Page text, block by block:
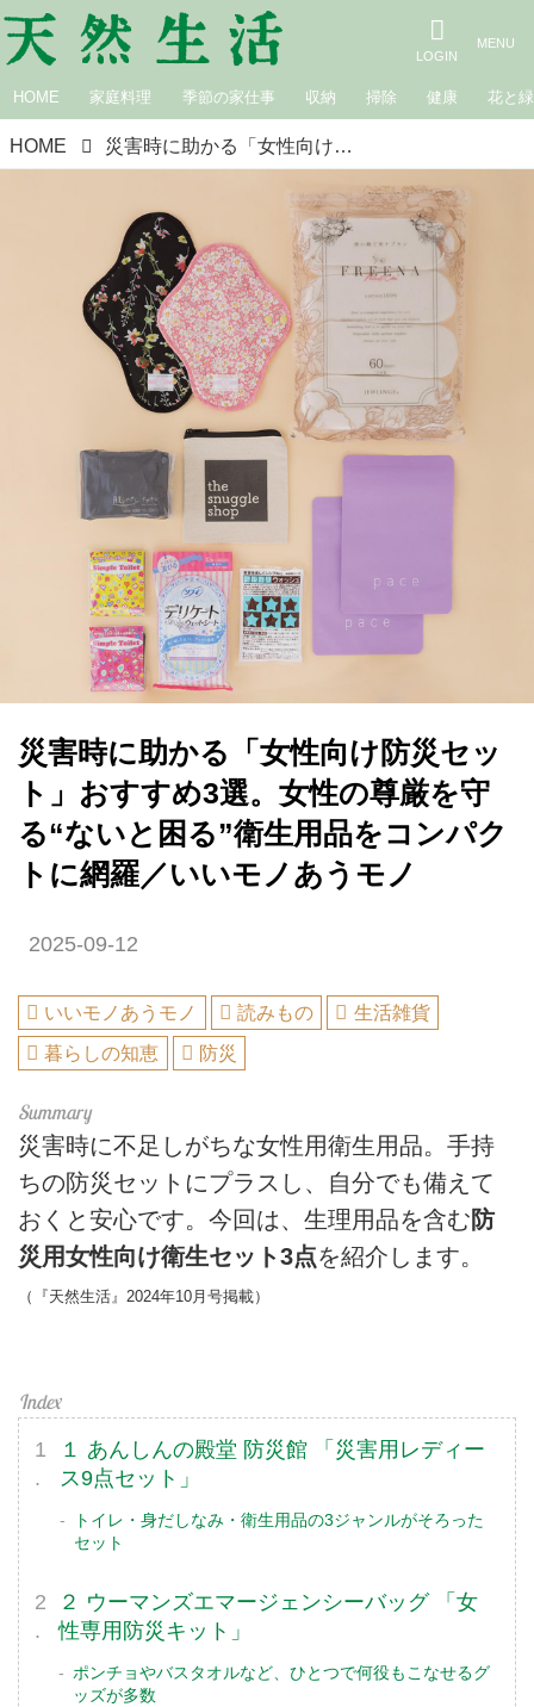
HOME 家庭料理 季節の家仕事 収納 掃除 健康 花と緑
HOME 災害時に助かる「女性向け防災セット」おすすめ3選。女性の尊厳を守る“ないと困る”衛生用品をコンパクトに網羅／いいモノあうモノ
災害時に助かる「女性向け防災セッ
ト」おすすめ3選。女性の尊厳を守
る“ないと困る”衛生用品をコンパク
トに網羅／いいモノあうモノ
2025-09-12
いいモノあうモノ 読みもの
生活雑貨
暮らしの知恵
防災
災害時に不足しがちな女性用衛生用品。手持
ちの防災セットにプラスし、自分でも備えて
おくと安心です。今回は、生理用品を含む防
災用女性向け衛生セット3点を紹介します。
（『天然生活』2024年10月号掲載）
１ あんしんの殿堂 防災館 「災害用レディー
ス9点セット」
トイレ・身だしなみ・衛生用品の3ジャンルがそろった
セット
２ ウーマンズエマージェンシーバッグ 「女
性専用防災キット」
ポンチョやバスタオルなど、ひとつで何役もこなせるグ
ッズが多数